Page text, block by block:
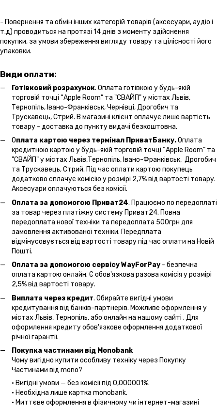
- Повернення та обмін інших категорій товарів (аксесуари, аудіо і
т.д) проводиться на протязі 14 днів з моменту здійснення
покупки, за умови збереження вигляду товару та цілісності його
упаковки.
Види оплати:
Готівковий розрахунок. Оплата готівкою у будь-якій
торговій точці “Apple Room” та "СВАЙП" у містах Львів,
Тернопіль, Івано-Франківськ, Чернівці, Дрогобич та
Трускавець, Стрий. В магазині клієнт оплачує лише вартість
товару - доставка до пункту видачі безкоштовна.
Оплата картою через термінал ПриватБанку.Оплата
кредитною картою у будь-якій торговій точці “Apple Room” та
"СВАЙП" у містах Львів,Тернопіль, Івано-Франківськ, Дрогобич
та Трускавець, Стрий. Під час оплати картою покупець
додатково сплачує комісію у розмірі 2,7% від вартості товару.
Аксесуари оплачуються без комісії.
Оплата за допомогою Приват24. Працюємо по передоплаті
за товар через платіжну систему Приват24. Повна
передоплата нової техніки та передоплата 500грн для
замовлення активованої техніки. Передплата
відмінусовується від вартості товару під час оплати на Новій
Пошті.
Оплата за допомогою сервісу WayForPay - безпечна
оплата картою онлайн. Є обов'язкова разова комісія у розмірі
2,5% від вартості товару.
Виплата через кредит. Обирайте вигідні умови
кредитування від банків-партнерів. Можливе оформлення у
містах Львів, Тернопіль, або онлайн на нашому сайті . Для
оформлення кредиту обов'язкове оформлення додаткової
річної гарантії.
Покупка частинами від Monobank
Чому вигідно купити особливу техніку через Покупку
Частинами від mono?
• Вигідні умови — без комісії під 0,000001%.
• Необхідна лише картка monobank.
• Миттєве оформлення в фізичному чи інтернет-магазині